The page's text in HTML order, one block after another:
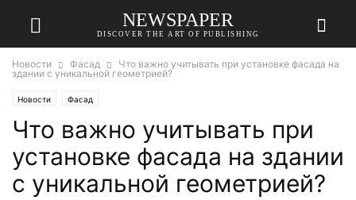
NEWSPAPER
DISCOVER THE ART OF PUBLISHING
Новости Фасад
Что важно учитывать при установке фасада на
здании с уникальной геометрией?
Новости Фасад
Что важно учитывать при
установке фасада на здании
с уникальной геометрией?